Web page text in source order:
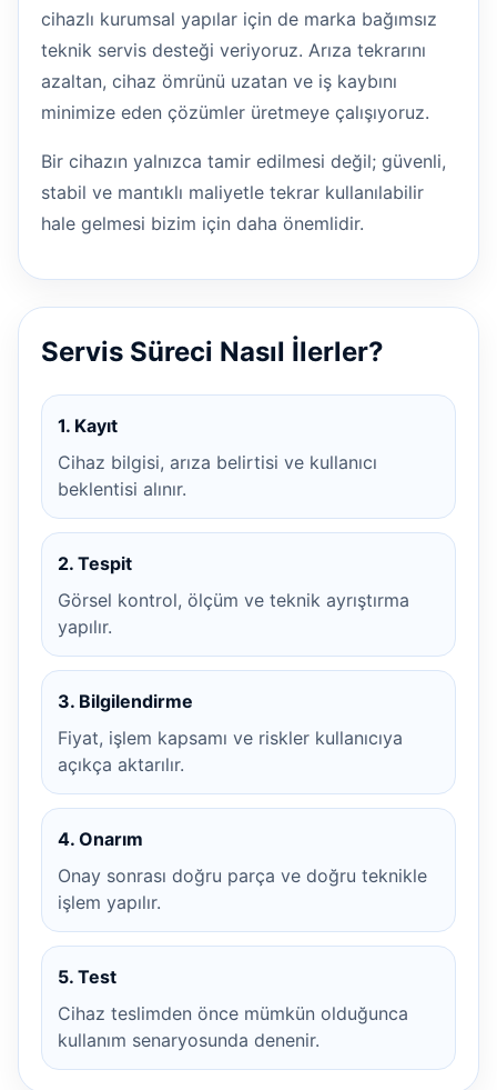
cihazlı kurumsal yapılar için de marka bağımsız
teknik servis desteği veriyoruz. Arıza tekrarını
azaltan, cihaz ömrünü uzatan ve iş kaybını
minimize eden çözümler üretmeye çalışıyoruz.
Bir cihazın yalnızca tamir edilmesi değil; güvenli,
stabil ve mantıklı maliyetle tekrar kullanılabilir
hale gelmesi bizim için daha önemlidir.
Servis Süreci Nasıl İlerler?
1. Kayıt
Cihaz bilgisi, arıza belirtisi ve kullanıcı
beklentisi alınır.
2. Tespit
Görsel kontrol, ölçüm ve teknik ayrıştırma
yapılır.
3. Bilgilendirme
Fiyat, işlem kapsamı ve riskler kullanıcıya
açıkça aktarılır.
4. Onarım
Onay sonrası doğru parça ve doğru teknikle
işlem yapılır.
5. Test
Cihaz teslimden önce mümkün olduğunca
kullanım senaryosunda denenir.